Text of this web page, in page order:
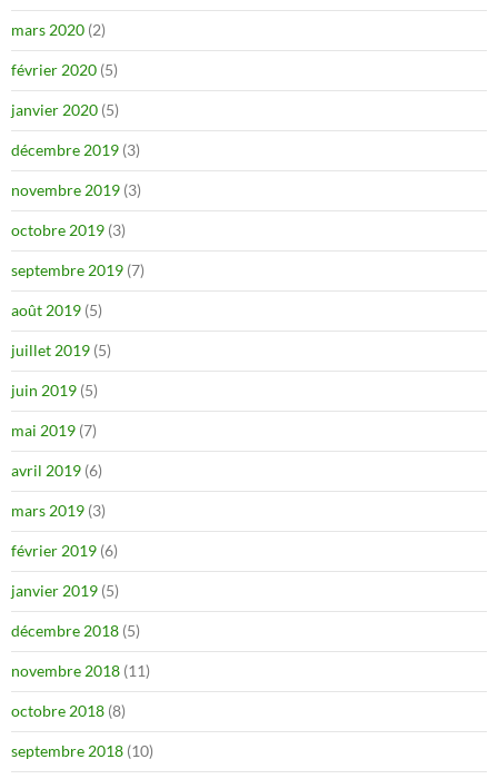
mars 2020 (2)
février 2020 (5)
janvier 2020 (5)
décembre 2019 (3)
novembre 2019 (3)
octobre 2019 (3)
septembre 2019 (7)
août 2019 (5)
juillet 2019 (5)
juin 2019 (5)
mai 2019 (7)
avril 2019 (6)
mars 2019 (3)
février 2019 (6)
janvier 2019 (5)
décembre 2018 (5)
novembre 2018 (11)
octobre 2018 (8)
septembre 2018 (10)